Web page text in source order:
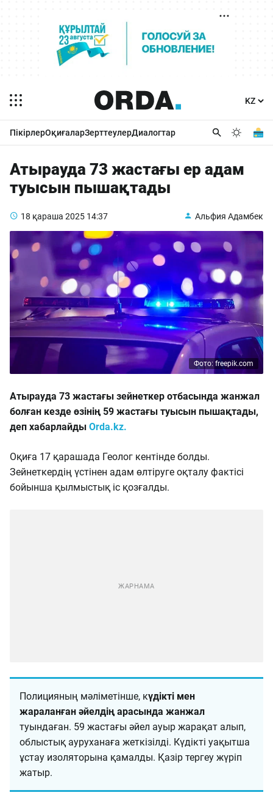
ПікірлерОқиғаларЗерттеулерДиалогтар
Атырауда 73 жастағы ер адам
туысын пышақтады
18 қараша 2025 14:37 Альфия Адамбек
Фото: freepik.com
Атырауда 73 жастағы зейнеткер отбасында жанжал
болған кезде өзінің 59 жастағы туысын пышақтады,
деп хабарлайды Orda.kz.
Оқиға 17 қарашада Геолог кентінде болды.
Зейнеткердің үстінен адам өлтіруге оқталу фактісі
бойынша қылмыстық іс қозғалды.
Полицияның мәліметінше, күдікті мен
жараланған әйелдің арасында жанжал
туындаған. 59 жастағы әйел ауыр жарақат алып,
облыстық ауруханаға жеткізілді. Күдікті уақытша
ұстау изоляторына қамалды. Қазір тергеу жүріп
жатыр.